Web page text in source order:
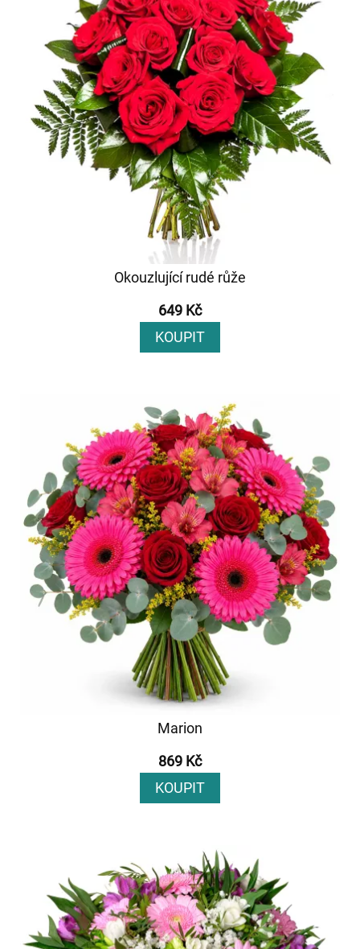
Okouzlující rudé růže
649 Kč
KOUPIT
Marion
869 Kč
KOUPIT